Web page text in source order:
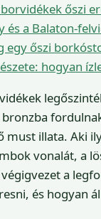
őszi
és a Balaton-
egy őszi
hogyan
must illata. Aki
vonalát, a
végigvezet a
és hogyan